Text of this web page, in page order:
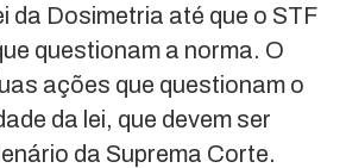
da Dosimetria até que o STF
questionam a norma. O
ações que questionam o
da lei, que devem ser
da Suprema Corte.